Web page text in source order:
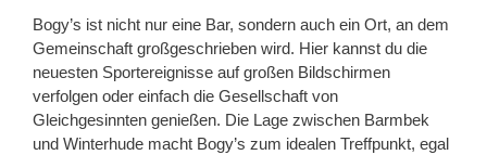
Bogy’s ist nicht nur eine Bar, sondern auch ein Ort, an dem
Gemeinschaft großgeschrieben wird. Hier kannst du die
neuesten Sportereignisse auf großen Bildschirmen
verfolgen oder einfach die Gesellschaft von
Gleichgesinnten genießen. Die Lage zwischen Barmbek
und Winterhude macht Bogy’s zum idealen Treffpunkt, egal